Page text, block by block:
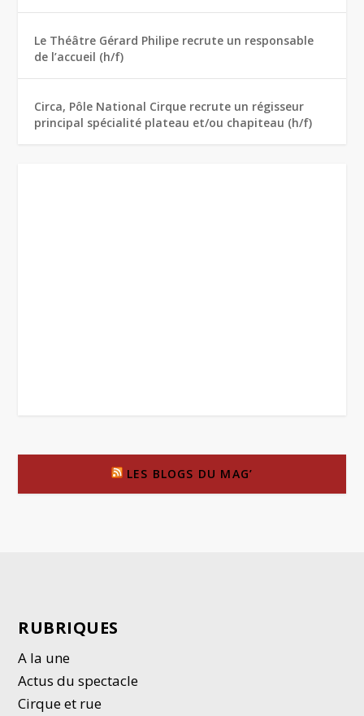
Le Théâtre Gérard Philipe recrute un responsable
de l’accueil (h/f)
Circa, Pôle National Cirque recrute un régisseur
principal spécialité plateau et/ou chapiteau (h/f)
LES BLOGS DU MAG’
RUBRIQUES
A la une
Actus du spectacle
Cirque et rue